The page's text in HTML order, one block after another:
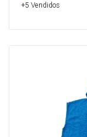
+5 Vendidos